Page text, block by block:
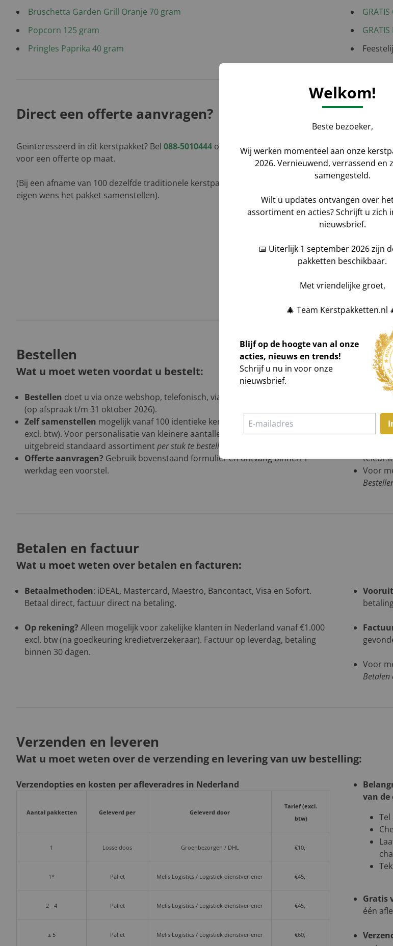
Bruschetta Garden Grill Oranje 70 gram
Popcorn 125 gram
Pringles Paprika 40 gram
Direct een offerte aanvragen?
Geïnteresseerd in dit kerstpakket? Bel 088-5010444 of laat uw gegevens achter
voor een offerte op maat.
(Bij een afname van 100 dezelfde traditionele kerstpakketten kunt u geheel naar
eigen wens het pakket samenstellen).
Aantal
Bericht
Bestellen
Wat u moet weten voordat u bestelt:
Bestellen doet u via onze webshop, telefonisch, via een offerte of in showroom
(op afspraak t/m 31 oktober 2026).
Zelf samenstellen mogelijk vanaf 100 identieke kerstpakketten (min. €2.500
excl. btw). Voor personalisatie van kleinere aantallen hebben wij een zeer
uitgebreid standaard assortimentper stuk te bestellen kerstpakketten
Offerte aanvragen? Gebruik bovenstaand formulier en ontvang binnen 1
werkdag een voorstel.
Geen
niets
Voor
Betalen en factuur
Wat u moet weten over betalen en facturen:
Betaalmethoden: iDEAL, Mastercard, Maestro, Bancontact, Visa en Sofort.
Betaal direct, factuur direct na betaling.
Op rekening? Alleen mogelijk voor zakelijke klanten in Nederland vanaf €1.000
excl. btw (na goedkeuring kredietverzekeraar). Factuur op leverdag, betaling
binnen 30 dagen.
Voor
Betalen
Verzenden en leveren
Wat u moet weten over de verzending en levering van uw bestelling:
Verzendopties en kosten per afleveradres in Nederland
Aantal pakketten Geleverd per Geleverd door
Tarief (excl.
btw)
1 Losse doos Groenbezorgen / DHL €10,-
1* Pallet Melis Logistics / Logistiek dienstverlener €45,-
2 - 4 Pallet Melis Logistics / Logistiek dienstverlener €45,-
≥ 5 Pallet Melis Logistics / Logistiek dienstverlener €60,-
van
Tel
Gratis
één
Welkom!
Beste bezoeker,
Wij werken momenteel aan onze
2026. Vernieuwend, verrassend en
samengesteld.
Wilt u updates ontvangen over
assortiment en acties? Schrijft u zich
nieuwsbrief.
📅 Uiterlijk 1 september 2026 zijn
pakketten beschikbaar.
Met vriendelijke groet,
🎄 Team Kerstpakketten.nl
Blijf op de hoogte van al onze
acties, nieuws en trends!
Schrijf u nu in voor onze
nieuwsbrief.